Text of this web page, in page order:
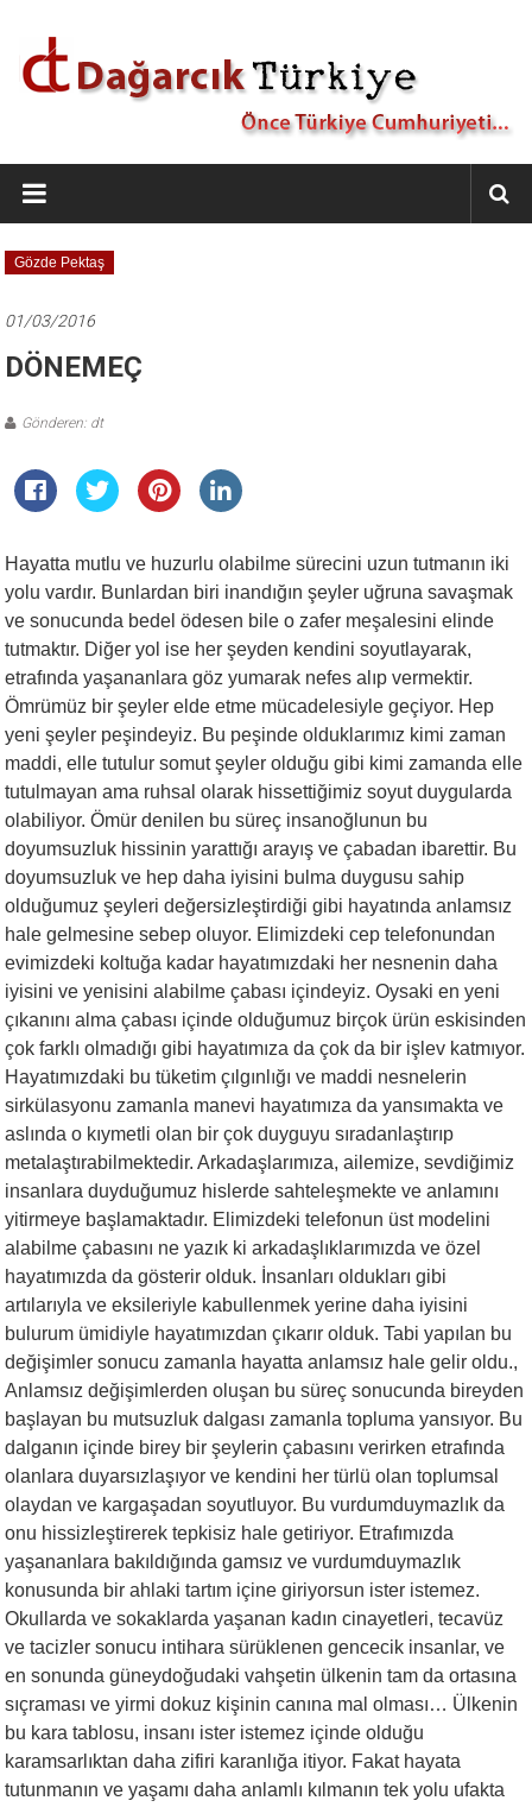
Dağarcık
Türkiye
Önce
Türkiye
Gözde Pektaş
01/03/2016
DÖNEMEÇ
Gönderen: dt
Hayatta mutlu ve huzurlu olabilme sürecini uzun tutmanın iki
yolu vardır. Bunlardan biri inandığın şeyler uğruna savaşmak
ve sonucunda bedel ödesen bile o zafer meşalesini elinde
tutmaktır. Diğer yol ise her şeyden kendini soyutlayarak,
etrafında yaşananlara göz yumarak nefes alıp vermektir.
Ömrümüz bir şeyler elde etme mücadelesiyle geçiyor. Hep
yeni şeyler peşindeyiz. Bu peşinde olduklarımız kimi zaman
maddi, elle tutulur somut şeyler olduğu gibi kimi zamanda elle
tutulmayan ama ruhsal olarak hissettiğimiz soyut duygularda
olabiliyor. Ömür denilen bu süreç insanoğlunun bu
doyumsuzluk hissinin yarattığı arayış ve çabadan ibarettir. Bu
doyumsuzluk ve hep daha iyisini bulma duygusu sahip
olduğumuz şeyleri değersizleştirdiği gibi hayatında anlamsız
hale gelmesine sebep oluyor. Elimizdeki cep telefonundan
evimizdeki koltuğa kadar hayatımızdaki her nesnenin daha
iyisini ve yenisini alabilme çabası içindeyiz. Oysaki en yeni
çıkanını alma çabası içinde olduğumuz birçok ürün eskisinden
çok farklı olmadığı gibi hayatımıza da çok da bir işlev katmıyor.
Hayatımızdaki bu tüketim çılgınlığı ve maddi nesnelerin
sirkülasyonu zamanla manevi hayatımıza da yansımakta ve
aslında o kıymetli olan bir çok duyguyu sıradanlaştırıp
metalaştırabilmektedir. Arkadaşlarımıza, ailemize, sevdiğimiz
insanlara duyduğumuz hislerde sahteleşmekte ve anlamını
yitirmeye başlamaktadır. Elimizdeki telefonun üst modelini
alabilme çabasını ne yazık ki arkadaşlıklarımızda ve özel
hayatımızda da gösterir olduk. İnsanları oldukları gibi
artılarıyla ve eksileriyle kabullenmek yerine daha iyisini
bulurum ümidiyle hayatımızdan çıkarır olduk. Tabi yapılan bu
değişimler sonucu zamanla hayatta anlamsız hale gelir oldu.,
Anlamsız değişimlerden oluşan bu süreç sonucunda bireyden
başlayan bu mutsuzluk dalgası zamanla topluma yansıyor. Bu
dalganın içinde birey bir şeylerin çabasını verirken etrafında
olanlara duyarsızlaşıyor ve kendini her türlü olan toplumsal
olaydan ve kargaşadan soyutluyor. Bu vurdumduymazlık da
onu hissizleştirerek tepkisiz hale getiriyor. Etrafımızda
yaşananlara bakıldığında gamsız ve vurdumduymazlık
konusunda bir ahlaki tartım içine giriyorsun ister istemez.
Okullarda ve sokaklarda yaşanan kadın cinayetleri, tecavüz
ve tacizler sonucu intihara sürüklenen gencecik insanlar, ve
en sonunda güneydoğudaki vahşetin ülkenin tam da ortasına
sıçraması ve yirmi dokuz kişinin canına mal olması… Ülkenin
bu kara tablosu, insanı ister istemez içinde olduğu
karamsarlıktan daha zifiri karanlığa itiyor. Fakat hayata
tutunmanın ve yaşamı daha anlamlı kılmanın tek yolu ufakta